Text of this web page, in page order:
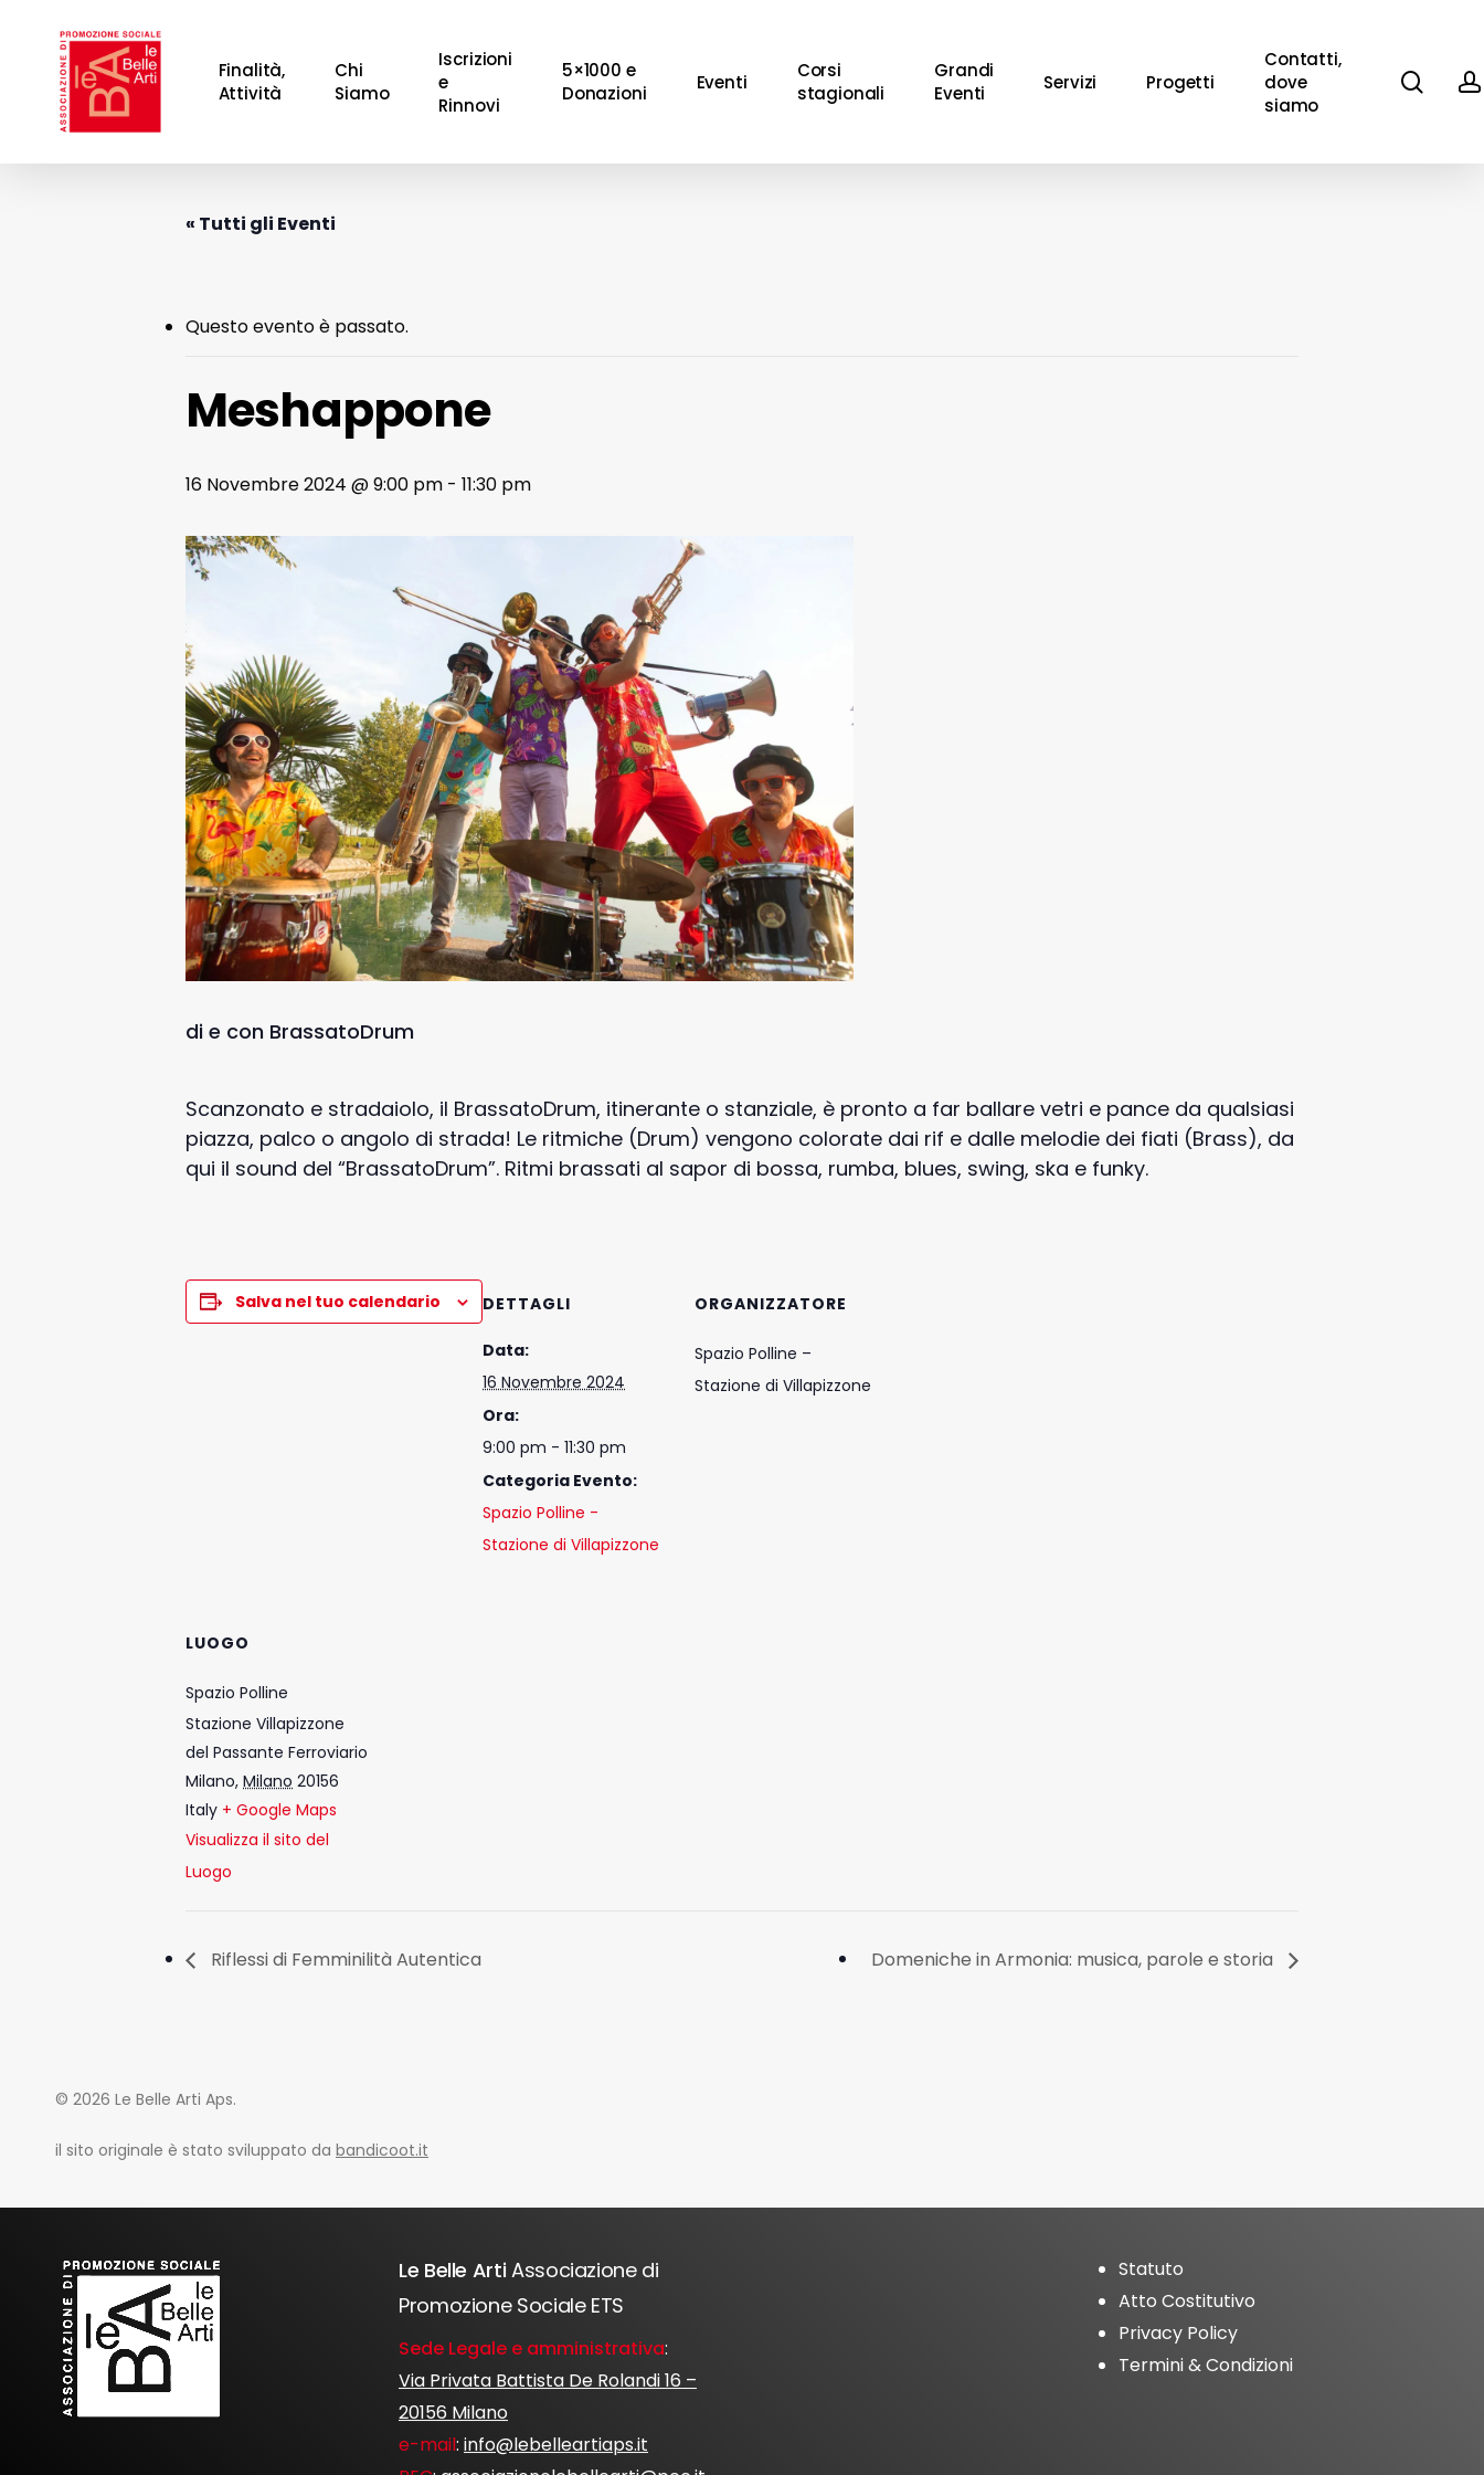
content
Finalità,
Attività
Chi
Siamo
Iscrizioni
e
Rinnovi
5×1000 e
Donazioni
Eventi
Corsi
stagionali
Grandi
Eventi
Servizi Progetti
Contatti,
dove
siamo
« Tutti gli Eventi
Questo evento è passato.
Meshappone
16 Novembre 2024 @ 9:00 pm - 11:30 pm
di e con BrassatoDrum
Scanzonato e stradaiolo, il BrassatoDrum, itinerante o stanziale, è pronto a far ballare vetri e pance da qualsiasi
piazza, palco o angolo di strada! Le ritmiche (Drum) vengono colorate dai rif e dalle melodie dei fiati (Brass), da
qui il sound del “BrassatoDrum”. Ritmi brassati al sapor di bossa, rumba, blues, swing, ska e funky.
Salva nel tuo calendario DETTAGLI
Data:
16 Novembre 2024
Ora:
9:00 pm - 11:30 pm
Categoria Evento:
Spazio Polline -
Stazione di Villapizzone
ORGANIZZATORE
Spazio Polline –
Stazione di Villapizzone
LUOGO
Spazio Polline
Stazione Villapizzone
del Passante Ferroviario
Milano, Milano 20156
Italy + Google Maps
Visualizza il sito del
Luogo
Riflessi di Femminilità Autentica Domeniche in Armonia: musica, parole e storia
© 2026 Le Belle Arti Aps.
il sito originale è stato sviluppato da bandicoot.it
Le Belle Arti Associazione di
Promozione Sociale ETS
Sede Legale e amministrativa:
Via Privata Battista De Rolandi 16 –
20156 Milano
e-mail: info@lebelleartiaps.it
Statuto
Atto Costitutivo
Privacy Policy
Termini & Condizioni